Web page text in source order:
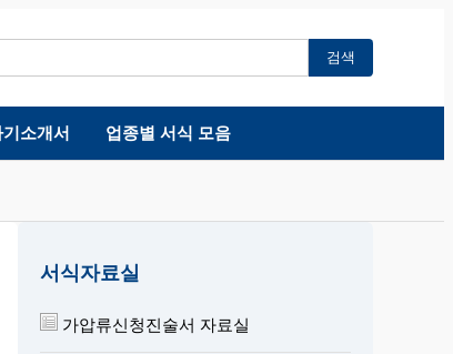
검색
기소개서 업종별 서식 모음
서식자료실
가압류신청진술서 자료실